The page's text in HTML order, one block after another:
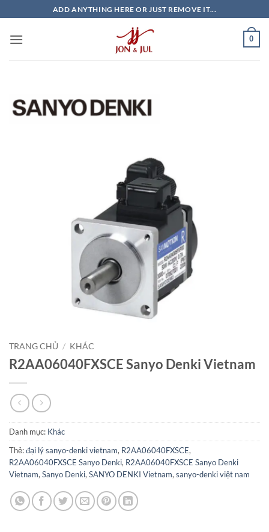
qua
nội
ADD ANYTHING HERE OR JUST REMOVE IT...
0
TRANG CHỦ / KHÁC
R2AA06040FXSCE Sanyo Denki Vietnam
Danh mục: Khác
Thẻ:đại lý sanyo-denki vietnam, R2AA06040FXSCE,
R2AA06040FXSCE Sanyo Denki, R2AA06040FXSCE Sanyo Denki
Vietnam,Sanyo Denki,SANYO DENKI Vietnam,sanyo-denki việt nam